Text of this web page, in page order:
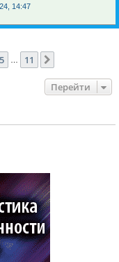
14:47
11
5 11
Перейти